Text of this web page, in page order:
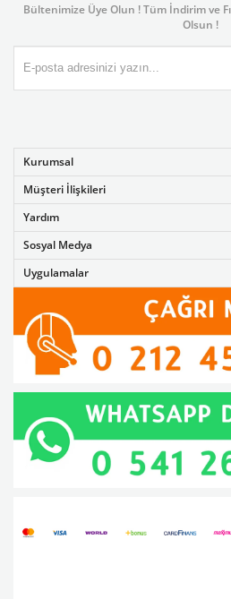
Bültenimize Üye Olun ! Tüm İndirim ve
Olsun !
Kurumsal
Müşteri İlişkileri
Yardım
Sosyal Medya
Uygulamalar